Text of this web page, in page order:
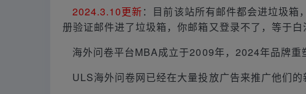
2024.3.10更新：目前该站所有邮件都会进垃圾箱
册验证邮件进了垃圾箱，你邮箱又登录不了，等于
海外问卷平台MBA成立于2009年，2024年品牌重
ULS海外问卷网已经在大量投放广告来推广他们的